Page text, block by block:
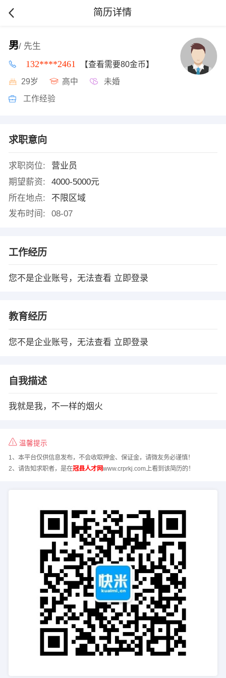
简历详情
男/ 先生
132****2461 【查看需要80金币】
29岁 高中 未婚
工作经验
求职意向
求职岗位:
营业员
期望薪资:
4000-5000元
所在地点:
不限区域
发布时间:
08-07
工作经历
您不是企业账号，无法查看 立即登录
教育经历
您不是企业账号，无法查看 立即登录
自我描述
我就是我，不一样的烟火
温馨提示
1、本平台仅供信息发布，不会收取押金、保证金，请微友务必谨慎！
2、请告知求职者，是在冠县人才网www.crprkj.com上看到该简历的！